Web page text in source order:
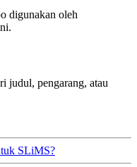
digunakan oleh
judul, pengarang, atau
SLiMS?